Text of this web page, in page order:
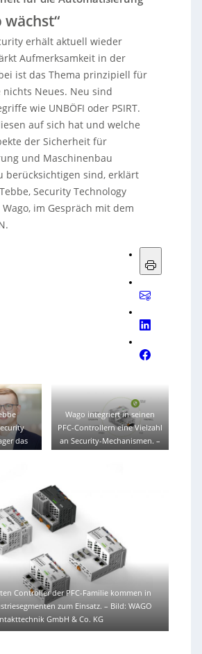
wächst“
erhält aktuell wieder
Aufmerksamkeit in der
ist das Thema prinzipiell für
Neues. Neu sind
wie UNBÖFI oder PSIRT.
auf sich hat und welche
der Sicherheit für
und Maschinenbau
berücksichtigen sind, erklärt
Security Technology
im Gespräch mit dem
das
Wago integriert in seinen
PFC-Controllern eine Vielzahl
an Security-Mechanismen. –
Controller der PFC-Familie kommen in
zum Einsatz. – Bild: WAGO
GmbH & Co. KG